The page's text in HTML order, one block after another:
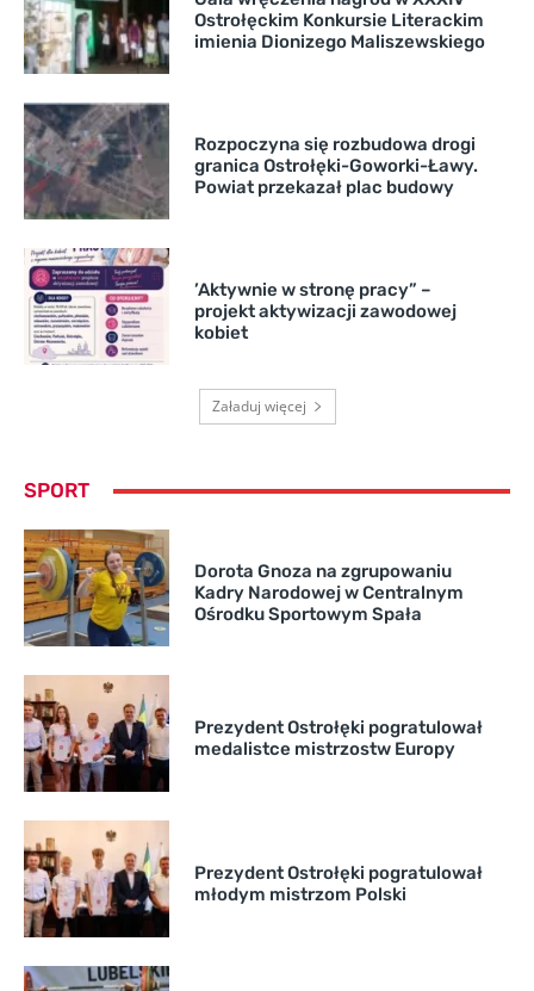
Ostrołęckim Konkursie Literackim
imienia Dionizego Maliszewskiego
Rozpoczyna się rozbudowa drogi
granica Ostrołęki-Goworki-Ławy.
Powiat przekazał plac budowy
’Aktywnie w stronę pracy” –
projekt aktywizacji zawodowej
kobiet
Załaduj więcej
SPORT
Dorota Gnoza na zgrupowaniu
Kadry Narodowej w Centralnym
Ośrodku Sportowym Spała
Prezydent Ostrołęki pogratulował
medalistce mistrzostw Europy
Prezydent Ostrołęki pogratulował
młodym mistrzom Polski